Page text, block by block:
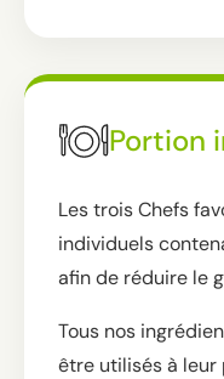
Portion
Les trois Chefs
individuels
afin de réduire le
Tous nos
être utilisés à